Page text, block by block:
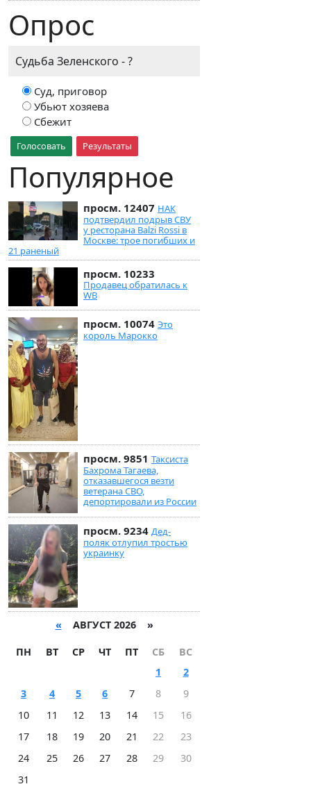
Опрос
Судьба Зеленского - ?
Суд, приговор
Убьют хозяева
Сбежит
Голосовать Результаты
Популярное
просм. 12407 НАК
подтвердил подрыв СВУ
у ресторана Balzi Rossi в
Москве: трое погибших и
21 раненый
просм. 10233
Продавец обратилась к
WB
просм. 10074 Это
король Марокко
просм. 9851 Таксиста
Бахрома Тагаева,
отказавшегося везти
ветерана СВО,
депортировали из России
просм. 9234 Дед-
поляк отлупил тростью
украинку
« АВГУСТ 2026 »
ПН ВТ СР ЧТ ПТ СБ
ВС
1
2
3
4 5 6 7 8
9
10
11 12 13 14 15
16
17
18 19 20 21 22
23
24
25 26 27 28 29
30
31